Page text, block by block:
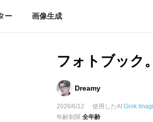
ー 画像生成
フォトブック
Dreamy
2026/6/12 使用したAI Grok
年齢制限 全年齢